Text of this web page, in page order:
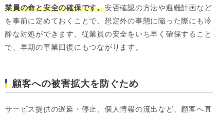
業員の命と安全の確保です。安否確認の方法や避難計画など
を事前に定めておくことで、想定外の事態に陥った際にも冷
静な対処ができます。従業員の安全をいち早く確保すること
で、早期の事業回復にもつながります。
顧客への被害拡大を防ぐため
サービス提供の遅延・停止、個人情報の流出など、顧客へ直